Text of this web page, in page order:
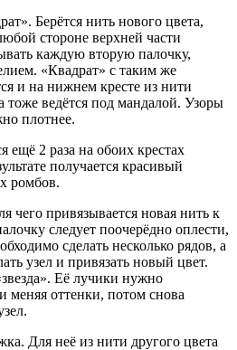
Берётся нить нового цвета,
стороне верхней части
каждую вторую палочку,
«Квадрат» с таким же
и на нижнем кресте из нити
тоже ведётся под мандалой. Узоры
плотнее.
ещё 2 раза на обоих крестах
получается красивый
ромбов.
чего привязывается новая нить к
следует поочерёдно оплести,
сделать несколько рядов, а
узел и привязать новый цвет.
Её лучики нужно
меняя оттенки, потом снова
Для неё из нити другого цвета